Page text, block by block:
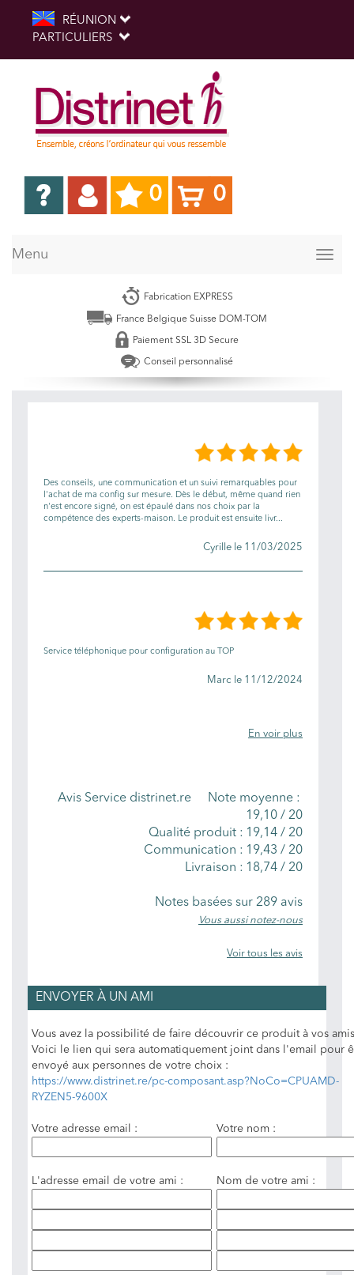
RÉUNION
PARTICULIERS
0 0
Menu
Fabrication EXPRESS
France Belgique Suisse DOM-TOM
Paiement SSL 3D Secure
Conseil personnalisé
Des conseils, une communication et un suivi remarquables pour
l'achat de ma config sur mesure. Dès le début, même quand rien
n'est encore signé, on est épaulé dans nos choix par la
compétence des experts-maison. Le produit est ensuite livr...
Cyrille le 11/03/2025
Service téléphonique pour configuration au TOP
Marc le 11/12/2024
En voir plus
Avis Service distrinet.re
Note moyenne :
19,10 / 20
Qualité produit : 19,14 / 20
Communication : 19,43 / 20
Livraison : 18,74 / 20
Notes basées sur 289 avis
Vous aussi notez-nous
Voir tous les avis
ENVOYER À UN AMI
Vous avez la possibilité de faire découvrir ce produit à vos
Voici le lien qui sera automatiquement joint dans l'email pour
envoyé aux personnes de votre choix :
https://www.distrinet.re/pc-composant.asp?NoCo=CPUAMD-
RYZEN5-9600X
Votre adresse email : Votre nom :
L'adresse email de votre ami : Nom de votre ami :